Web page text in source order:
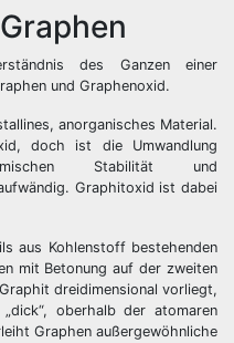
des Ganzen einer
und Graphenoxid.
anorganisches Material.
doch ist die Umwandlung
Stabilität und
Graphitoxid ist dabei
aus Kohlenstoff bestehenden
mit Betonung auf der zweiten
dreidimensional vorliegt,
oberhalb der atomaren
Graphen außergewöhnliche